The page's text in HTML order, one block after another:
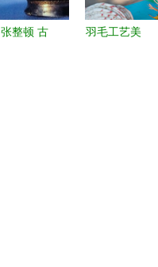
张整顿 古
羽毛工艺美